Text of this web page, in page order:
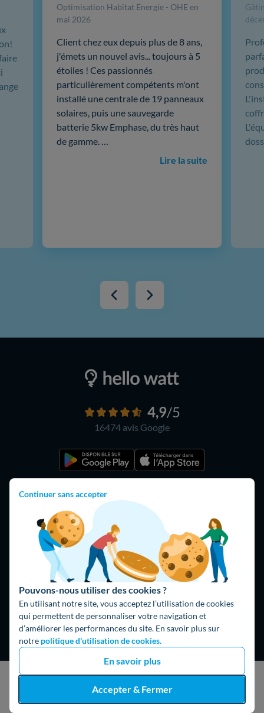
Continuer sans accepter
Pouvons-nous utiliser des cookies ?
En utilisant notre site, vous acceptez l’utilisation de cookies
qui permettent de personnaliser votre navigation et
d’améliorer les performances du site. En savoir plus sur
notre politique d'utilisation de cookies.
En savoir plus
Accepter & Fermer
J'obtiens un devis gratuit
Optimisation Habitat Energie - OHE en
mai 2026
Client chez eux depuis plus de 8 ans,
j'émets un nouvel avis... toujours à 5
étoiles ! Ces passionnés
particulièrement compétents m'ont
installé une centrale de 19 panneaux
solaires, puis une sauvegarde
batterie 5kw Emphase, du très haut
de gamme. …
Lire la suite
4,9/5
16474 avis Google
Hello What ?
Blog
L'équipe de rédaction
Hello Team
Jobs